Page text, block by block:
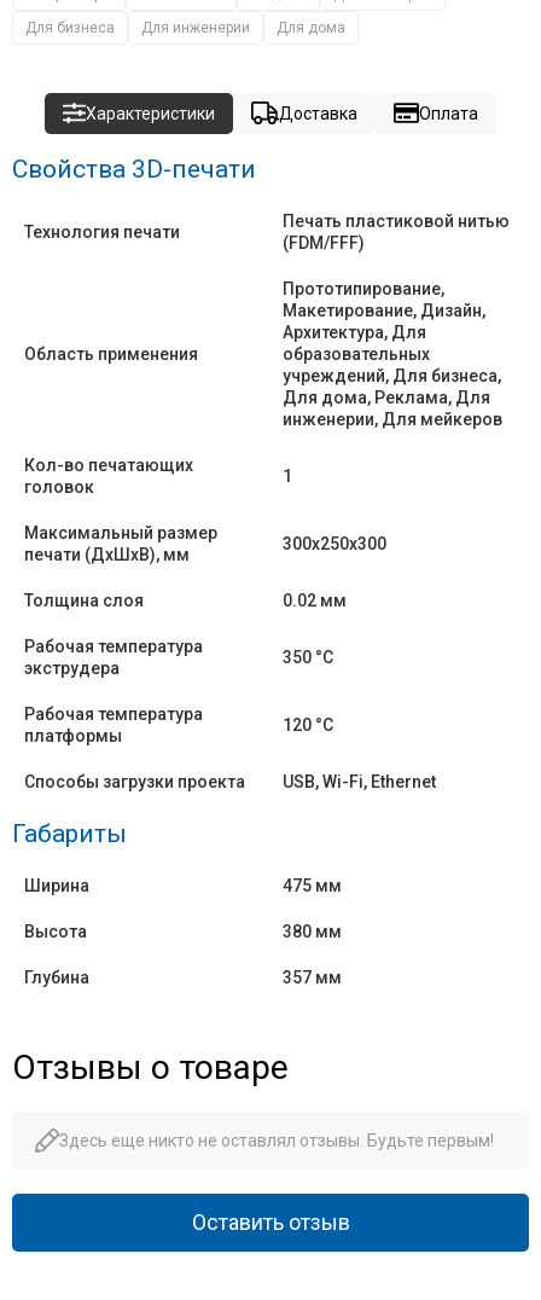
Для бизнеса
Для инженерии Для дома
Характеристики Доставка Оплата
Свойства 3D-печати
Технология печати
Печать пластиковой нитью
(FDM/FFF)
Область применения
Прототипирование,
Макетирование, Дизайн,
Архитектура, Для
образовательных
учреждений, Для бизнеса,
Для дома, Реклама, Для
инженерии, Для мейкеров
Кол-во печатающих
головок
1
Максимальный размер
печати (ДхШхВ), мм
300х250х300
Толщина слоя 0.02 мм
Рабочая температура
экструдера
350 °C
Рабочая температура
платформы
120 °C
Способы загрузки проекта USB, Wi-Fi, Ethernet
Габариты
Ширина 475 мм
Высота 380 мм
Глубина 357 мм
Отзывы о товаре
Здесь еще никто не оставлял отзывы. Будьте первым!
Оставить отзыв